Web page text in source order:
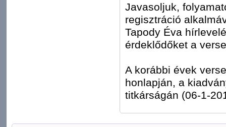
Javasoljuk,
regisztráció
Tapody Éva
érdeklődőket a
A korábbi évek
honlapján, a
titkárságán (06-1-